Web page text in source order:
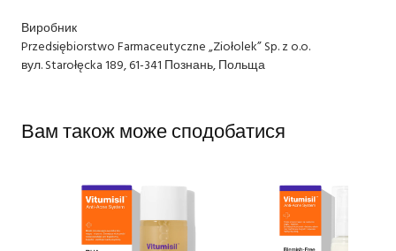
Виробник
Przedsiębiorstwo Farmaceutyczne „Ziołolek” Sp. z o.o.
вул. Starołęcka 189, 61-341 Познань, Польща
Вам також може сподобатися